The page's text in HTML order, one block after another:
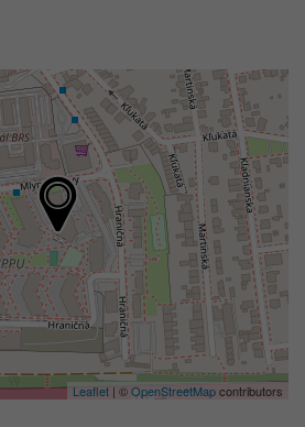
Leaflet | ©OpenStreetMapcontributors